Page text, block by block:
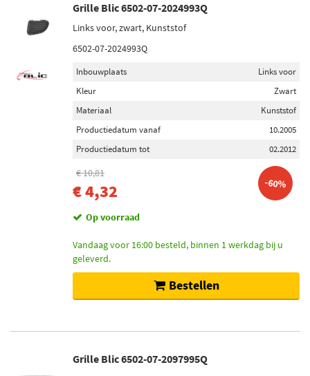
Grille Blic 6502-07-2024993Q
Links voor, zwart, Kunststof
6502-07-2024993Q
Inbouwplaats
Links voor
Kleur
Zwart
Materiaal
Kunststof
Productiedatum vanaf
10.2005
Productiedatum tot
02.2012
€ 10,81
€ 4,32 -60%
Op voorraad
Vandaag voor 16:00 besteld, binnen 1 werkdag bij u
geleverd.
Bestellen
Grille Blic 6502-07-2097995Q